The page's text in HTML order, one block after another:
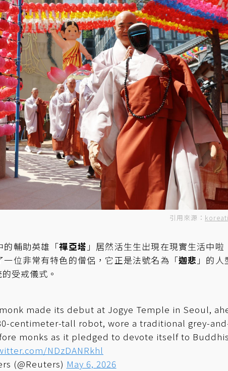
引用來源：
的輔助英雄「禪亞塔 」居然活生生出現在現實生活中啦
位非常有特色的僧侶，它正是法號名為「迦悲 」的人
受戒儀式。
made its debut at Jogye Temple in Seoul,
centimeter-tall robot, wore a traditional grey-
monks as it pledged to devote itself to
NDzDANRkhl
(@Reuters) May 6, 2026